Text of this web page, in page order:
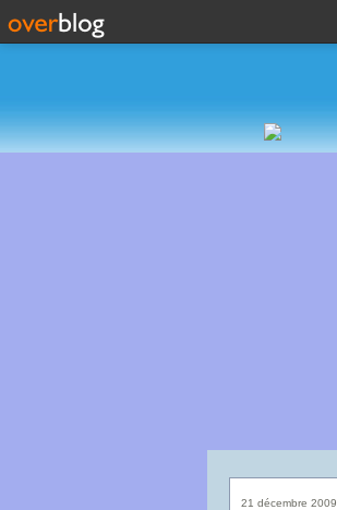
21 décembre 2009